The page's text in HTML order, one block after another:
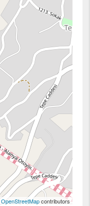
OpenStreetMapcontributors